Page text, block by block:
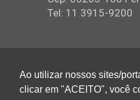
Tel: 11 3915-9200
Ao utilizar nossos sites/
clicar em "ACEITO", você